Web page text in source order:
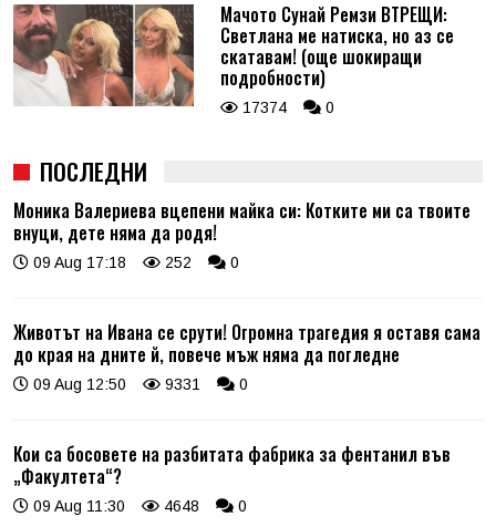
Мачото Сунай Ремзи ВТРЕЩИ:
Светлана ме натиска, но аз се
скатавам! (още шокиращи
подробности)
17374 0
ПОСЛЕДНИ
Моника Валериева вцепени майка си: Котките ми са твоите
внуци, дете няма да родя!
09 Aug 17:18 252 0
Животът на Ивана се срути! Огромна трагедия я оставя сама
до края на дните й, повече мъж няма да погледне
09 Aug 12:50 9331 0
Кои са босовете на разбитата фабрика за фентанил във
„Факултета“?
09 Aug 11:30 4648 0